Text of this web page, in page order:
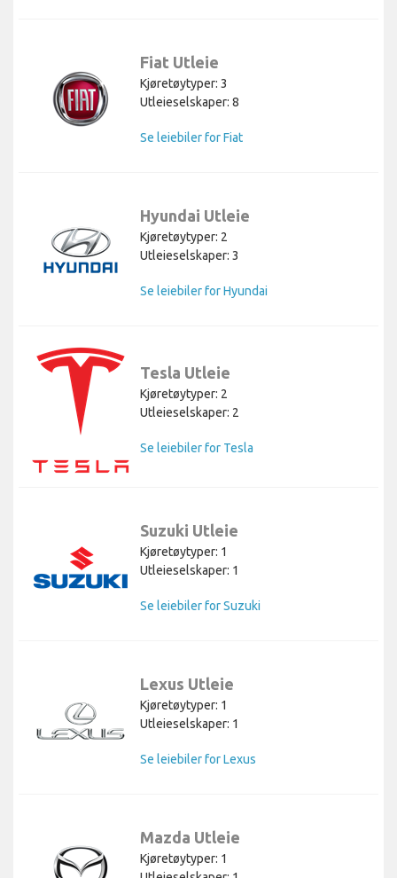
Fiat Utleie
Kjøretøytyper: 3
Utleieselskaper: 8
Se leiebiler for Fiat
Hyundai Utleie
Kjøretøytyper: 2
Utleieselskaper: 3
Se leiebiler for Hyundai
Tesla Utleie
Kjøretøytyper: 2
Utleieselskaper: 2
Se leiebiler for Tesla
Suzuki Utleie
Kjøretøytyper: 1
Utleieselskaper: 1
Se leiebiler for Suzuki
Lexus Utleie
Kjøretøytyper: 1
Utleieselskaper: 1
Se leiebiler for Lexus
Mazda Utleie
Kjøretøytyper: 1